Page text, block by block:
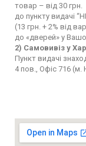
товар – від 30 грн.
до пункту видачі
(13 грн. + 2% від
до «дверей» у
2) Самовивіз у
Пункт видачі
4 пов., Офіс 716 (м.